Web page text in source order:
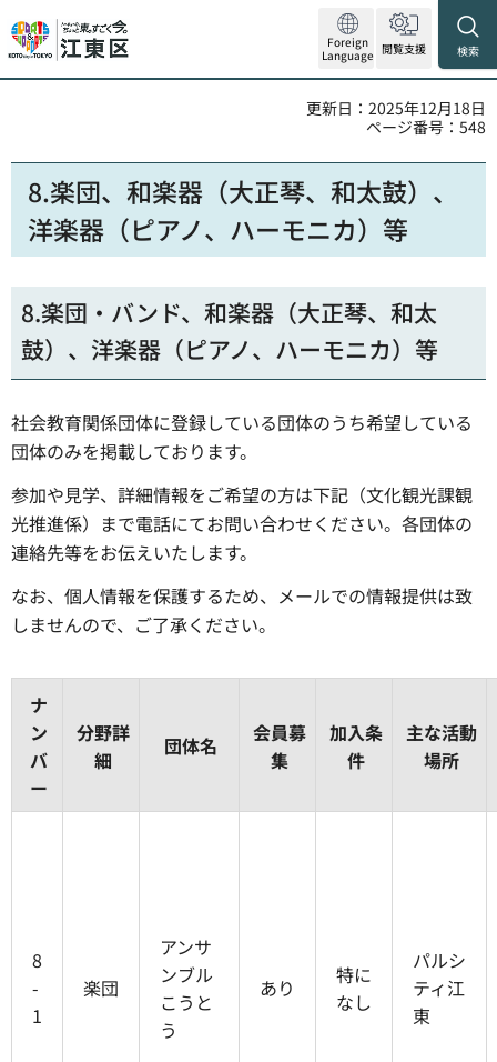
Foreign
Language 閲覧支援 検索
更新日：2025年12月18日
ページ番号：548
8.楽団、和楽器（大正琴、和太鼓）、
洋楽器（ピアノ、ハーモニカ）等
8.楽団・バンド、和楽器（大正琴、和太
鼓）、洋楽器（ピアノ、ハーモニカ）等
社会教育関係団体に登録している団体のうち希望している
団体のみを掲載しております。
参加や見学、詳細情報をご希望の方は下記（文化観光課観
光推進係）まで電話にてお問い合わせください。各団体の
連絡先等をお伝えいたします。
なお、個人情報を保護するため、メールでの情報提供は致
しませんので、ご了承ください。
ナ
ン
バ
ー
分野詳
細
団体名
会員募
集
加入条
件
主な活動
場所
8
-
1
楽団
アンサ
ンブル
こうと
う
あり
特に
なし
パルシ
ティ江
東